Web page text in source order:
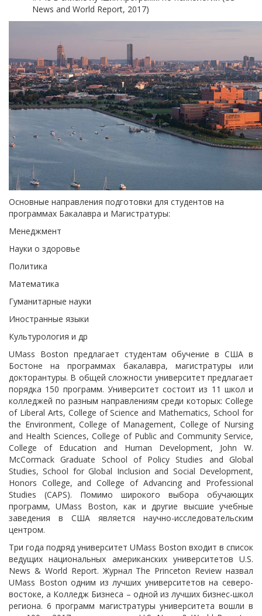
News and World Report, 2017)
Основные направления подготовки для студентов на
программах Бакалавра и Магистратуры:
Менеджмент
Науки о здоровье
Политика
Математика
Гуманитарные науки
Иностранные языки
Культурология и др
UMass Boston предлагает студентам обучение в США в
Бостоне на программах бакалавра, магистратуры или
докторантуры. В общей сложности университет предлагает
порядка 150 программ. Университет состоит из 11 школ и
колледжей по разным направлениям среди которых: College
of Liberal Arts, College of Science and Mathematics, School for
the Environment, College of Management, College of Nursing
and Health Sciences, College of Public and Community Service,
College of Education and Human Development, John W.
McCormack Graduate School of Policy Studies and Global
Studies, School for Global Inclusion and Social Development,
Honors College, and College of Advancing and Professional
Studies (CAPS). Помимо широкого выбора обучающих
программ, UMass Boston, как и другие высшие учебные
заведения в США является научно-исследовательским
центром.
Три года подряд университет UMass Boston входит в список
ведущих национальных американских университетов U.S.
News & World Report. Журнал The Princeton Review назвал
UMass Boston одним из лучших университетов на северо-
востоке, а Колледж Бизнеса – одной из лучших бизнес-школ
региона. 6 программ магистратуры университета вошли в